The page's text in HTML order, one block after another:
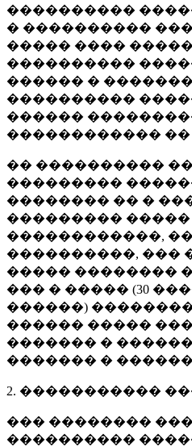
����������
� ����������
����� ����
����������
������ �
����������
������
������������
�� ����������
���������
�������� �� �
��������� �����
������������,
����������, ���
����� ��������
��� � ����� (30
������)
������ �����
������� �
������� �
2. �����������
��� ��������
����������